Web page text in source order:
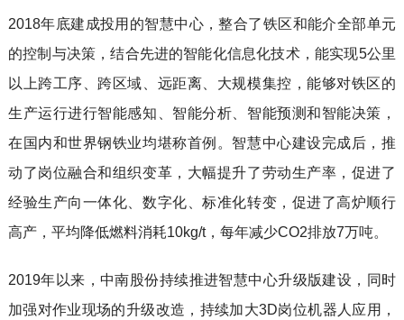
2018年底建成投用的智慧中心，整合了铁区和能介全部单元
的控制与决策，结合先进的智能化信息化技术，能实现5公里
以上跨工序、跨区域、远距离、大规模集控，能够对铁区的
生产运行进行智能感知、智能分析、智能预测和智能决策，
在国内和世界钢铁业均堪称首例。智慧中心建设完成后，推
动了岗位融合和组织变革，大幅提升了劳动生产率，促进了
经验生产向一体化、数字化、标准化转变，促进了高炉顺行
高产，平均降低燃料消耗10kg/t，每年减少CO2排放7万吨。
2019年以来，中南股份持续推进智慧中心升级版建设，同时
加强对作业现场的升级改造，持续加大3D岗位机器人应用，